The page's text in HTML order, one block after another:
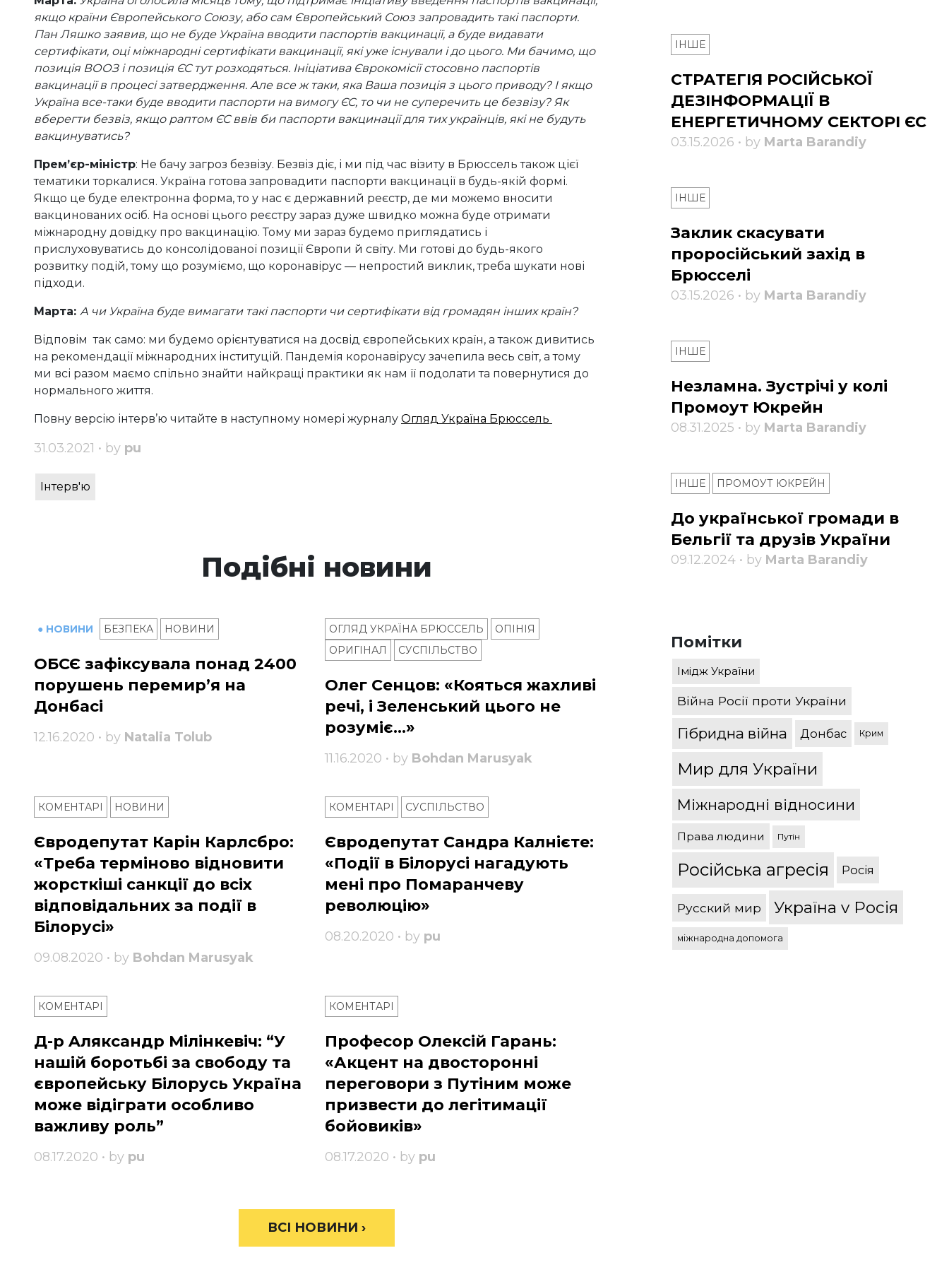
якщо країни Європейського Союзу, або сам Європейський Союз запровадить такі паспорти.
Пан Ляшко заявив, що не буде Україна вводити паспортів вакцинації, а буде видавати
сертифікати, оці міжнародні сертифікати вакцинації, які уже існували і до цього. Ми бачимо, що
позиція ВООЗ і позиція ЄС тут розходяться. Ініціатива Єврокомісії стосовно паспортів
вакцинації в процесі затвердження. Але все ж таки, яка Ваша позиція з цього приводу? І якщо
Україна все-таки буде вводити паспорти на вимогу ЄС, то чи не суперечить це безвізу? Як
вберегти безвіз, якщо раптом ЄС ввів би паспорти вакцинації для тих українців, які не будуть
вакцинуватись?
Прем’єр-міністр: Не бачу загроз безвізу. Безвіз діє, і ми під час візиту в Брюссель також цієї
тематики торкалися. Україна готова запровадити паспорти вакцинації в будь-якій формі.
Якщо це буде електронна форма, то у нас є державний реєстр, де ми можемо вносити
вакцинованих осіб. На основі цього реєстру зараз дуже швидко можна буде отримати
міжнародну довідку про вакцинацію. Тому ми зараз будемо приглядатись і
прислуховуватись до консолідованої позиції Європи й світу. Ми готові до будь-якого
розвитку подій, тому що розуміємо, що коронавірус — непростий виклик, треба шукати нові
підходи.
Марта: А чи Україна буде вимагати такі паспорти чи сертифікати від громадян інших країн?
Відповім так само: ми будемо орієнтуватися на досвід європейських країн, а також дивитись
на рекомендації міжнародних інституцій. Пандемія коронавірусу зачепила весь світ, а тому
ми всі разом маємо спільно знайти найкращі практики як нам її подолати та повернутися до
нормального життя.
Повну версію інтерв’ю читайте в наступному номері журналу Огляд Україна Брюссель
31.03.2021 • by pu
Інтерв'ю
Подібні новини
● НОВИНИ БЕЗПЕКА НОВИНИ
ОБСЄ зафіксувала понад 2400
порушень перемир’я на
Донбасі
12.16.2020 • by Natalia Tolub
ОГЛЯД УКРАЇНА БРЮССЕЛЬ
ОПІНІЯ
ОРИГІНАЛ
СУСПІЛЬСТВО
Олег Сенцов: «Кояться жахливі
речі, і Зеленський цього не
розуміє…»
11.16.2020 • by Bohdan Marusyak
КОМЕНТАРІ НОВИНИ
Євродепутат Карін Карлсбро:
«Треба терміново відновити
жорсткіші санкції до всіх
відповідальних за події в
Білорусі»
09.08.2020 • by Bohdan Marusyak
КОМЕНТАРІ СУСПІЛЬСТВО
Євродепутат Сандра Калнієте:
«Події в Білорусі нагадують
мені про Помаранчеву
революцію»
08.20.2020 • by pu
КОМЕНТАРІ
Д-р Aляксандр Мілінкевіч: “У
нашій боротьбі за свободу та
європейську Білорусь Україна
може відіграти особливо
важливу роль”
08.17.2020 • by pu
КОМЕНТАРІ
Професор Олексій Гарань:
«Акцент на двосторонні
переговори з Путіним може
призвести до легітимації
бойовиків»
08.17.2020 • by pu
ВСІ НОВИНИ ›
ІНШЕ
СТРАТЕГІЯ РОСІЙСЬКОЇ
ДЕЗІНФОРМАЦІЇ В
ЕНЕРГЕТИЧНОМУ СЕКТОРІ ЄС
03.15.2026 • by Marta Barandiy
ІНШЕ
Заклик скасувати
проросійський захід в
Брюсселі
03.15.2026 • by Marta Barandiy
ІНШЕ
Незламна. Зустрічі у колі
Промоут Юкрейн
08.31.2025 • by Marta Barandiy
ІНШЕ ПРОМОУТ ЮКРЕЙН
До української громади в
Бельгії та друзів України
09.12.2024 • by Marta Barandiy
Помітки
Імідж України
Війна Росії проти України
Гібридна війна Донбас Крим
Мир для України
Міжнародні відносини
Права людини Путін
Російська агресія Росія
Русский мир Україна v Росія
міжнародна допомога